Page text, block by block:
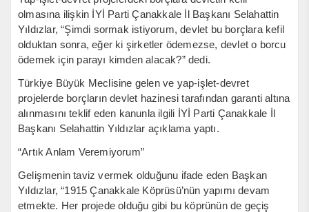
olmasına ilişkin İYİ Parti Çanakkale İl Başkanı Selahattin
Yıldızlar, “Şimdi sormak istiyorum, devlet bu borçlara kefil
olduktan sonra, eğer ki şirketler ödemezse, devlet o borcu
ödemek için parayı kimden alacak?” dedi.
Türkiye Büyük Meclisine gelen ve yap-işlet-devret
projelerde borçların devlet hazinesi tarafından garanti altına
alınmasını teklif eden kanunla ilgili İYİ Parti Çanakkale İl
Başkanı Selahattin Yıldızlar açıklama yaptı.
“Artık Anlam Veremiyorum”
Gelişmenin taviz vermek olduğunu ifade eden Başkan
Yıldızlar, “1915 Çanakkale Köprüsü’nün yapımı devam
etmekte. Her projede olduğu gibi bu köprünün de geçiş